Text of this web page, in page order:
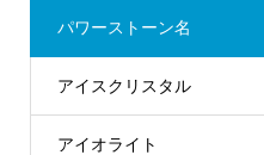
パワーストーン名
アイスクリスタル
アイオライト